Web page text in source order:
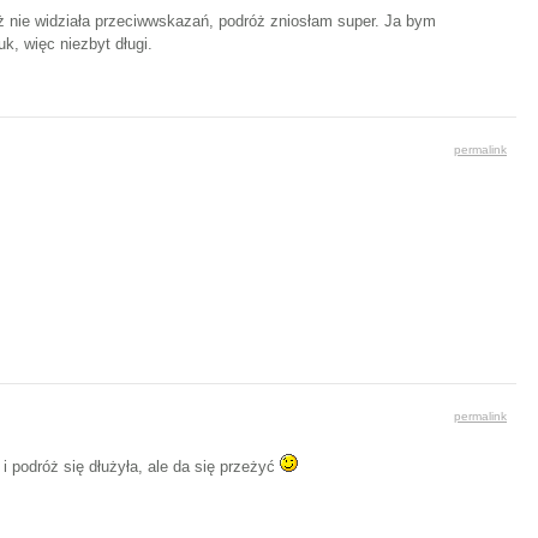
widziała przeciwwskazań, podróż zniosłam super. Ja bym
więc niezbyt długi.
permalink
permalink
się dłużyła, ale da się przeżyć